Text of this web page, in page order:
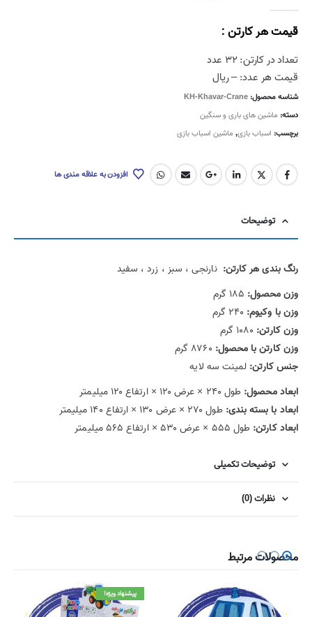
قیمت هر کارتن :
تعداد در کارتن: ۳۲ عدد
قیمت هر عدد: – ریال
شناسه محصول: KH-Khavar-Crane
دسته: ماشین های باری و سنگین
برچسب: اسباب بازی, ماشین اسباب بازی
افزودن به علاقه مندی ها
توضیحات
رنگ بندی هر کارتن: نارنجی ، سبز ، زرد ، سفید
وزن محصول:
وزن با وکیوم:
وزن کارتن:
وزن کارتن با محصول:
جنس کارتن: لمینت سه لایه
ابعاد محصول: طول ۲۴۰ × عرض ۱۲۰ × ارتفاع ۱۲۰ میلیمتر
ابعاد با بسته بندی: طول ۲۷۰ × عرض ۱۳۰ × ارتفاع ۱۴۰ میلیمتر
ابعاد کارتن: طول ۵۵۵ × عرض ۵۳۰ × ارتفاع ۵۶۵ میلیمتر
توضیحات تکمیلی
نظرات (0)
محصولات مرتبط
پیشنهاد ویژه!